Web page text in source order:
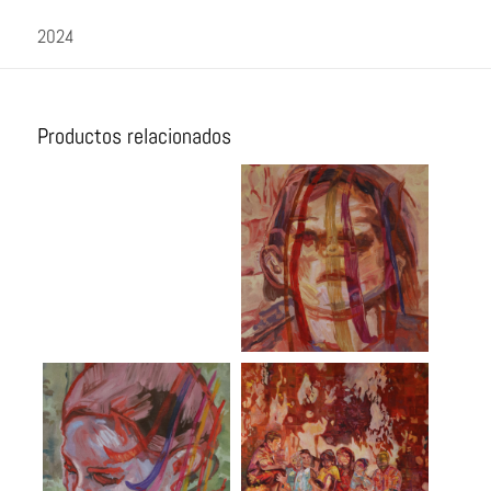
2024
Productos relacionados
Fragmentos
entrelazados II
Fragmentos
entrelazados I
Prima estate